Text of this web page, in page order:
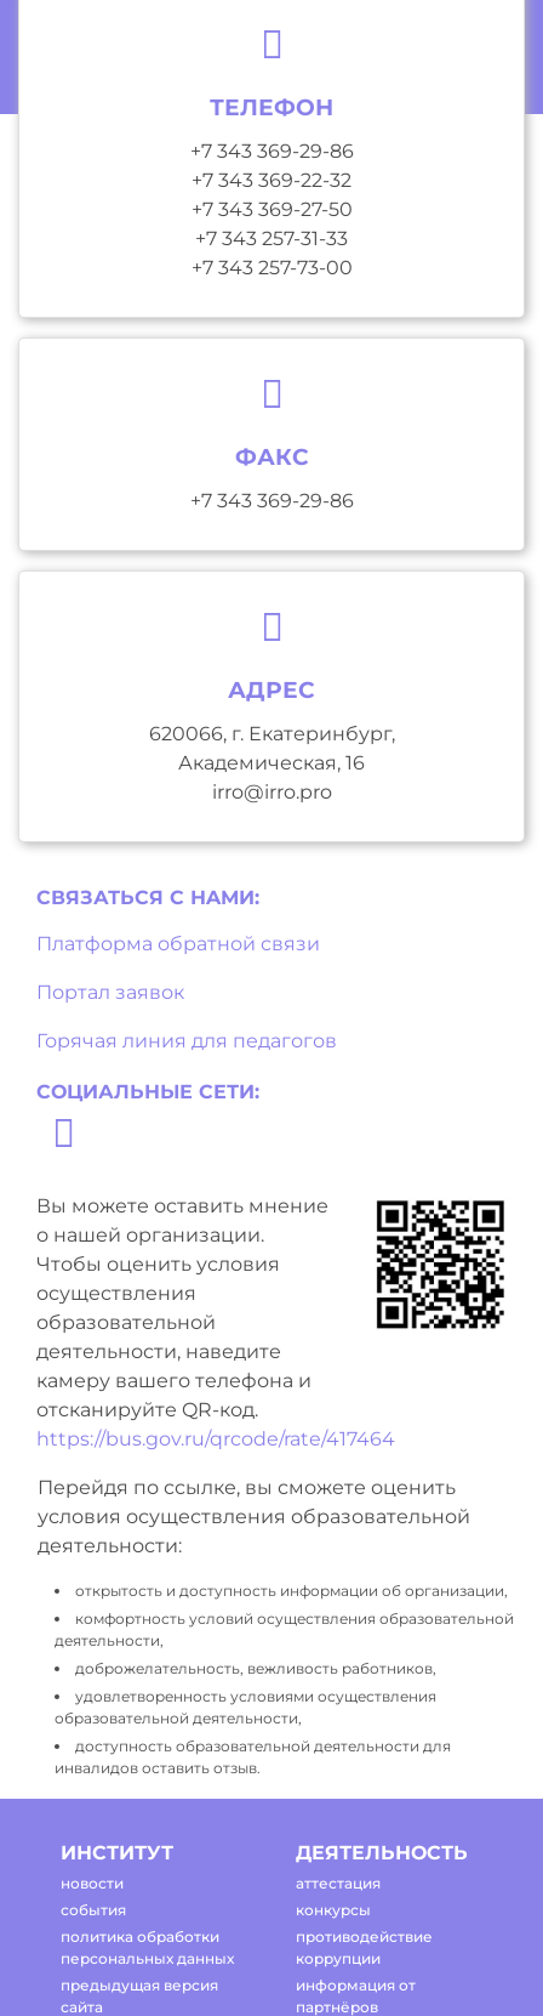
ТЕЛЕФОН
+7 343 369-29-86
+7 343 369-22-32
+7 343 369-27-50
+7 343 257-31-33
+7 343 257-73-00
ФАКС
+7 343 369-29-86
АДРЕС
620066, г. Екатеринбург,
Академическая, 16
irro@irro.pro
СВЯЗАТЬСЯ С НAМИ:
Платформа обратной связи
Портал заявок
Горячая линия для педагогов
СОЦИАЛЬНЫЕ СЕТИ:
Вы можете оставить мнение
о нашей организации.
Чтобы оценить условия
осуществления
образовательной
деятельности, наведите
камеру вашего телефона и
отсканируйте QR-код.
https://bus.gov.ru/qrcode/rate/417464
Перейдя по ссылке, вы сможете оценить
условия осуществления образовательной
деятельности:
открытость и доступность информации об организации,
комфортность условий осуществления образовательной
деятельности,
доброжелательность, вежливость работников,
удовлетворенность условиями осуществления
образовательной деятельности,
доступность образовательной деятельности для
инвалидов оставить отзыв.
ИНСТИТУТ
новости
события
политика обработки
персональных данных
предыдущая версия
сайта
ДЕЯТЕЛЬНОСТЬ
аттестация
конкурсы
противодействие
коррупции
информация от
партнёров